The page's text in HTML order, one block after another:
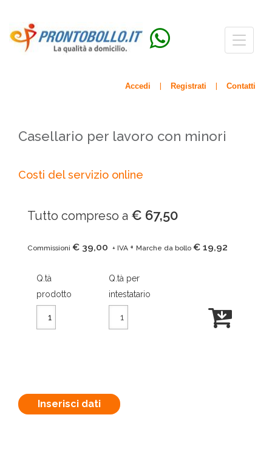
Menù
Accedi Registrati Contatti
Casellario per lavoro con minori
Costi del servizio online
Tutto compreso a € 67,50
Commissioni € 39,00 + IVA + Marche da bollo € 19,92
Q.tà
prodotto
Q.tà per
intestatario
Inserisci dati